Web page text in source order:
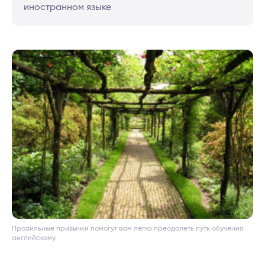
иностранном языке
Правильные привычки помогут вам легко преодолеть путь обучения
английскому.